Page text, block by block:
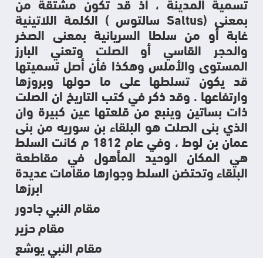
الكلمة اللاتينية ( سالتوس Saltus) بمعنى
غابة أو من سلطا السريانية بمعنى الصخر
والحجر القاسي أو الصلت وتعني البارز
المستوى والأملس وهكذا فأن أصل تسميتها
قد يكون تسلطها على ما حولها وبروزها
وارتفاعها . وقد ذكر في كتب التاريخ ان الصلت
ذات بساتين وينبع من قلعتها عين كبيرة وان
الذي بنى الصلت هو البلقاء بن سوريه من بنى
عمان بن لوط ، وفي عام 1812 م كانت السلط
هي المكان الوحيد المأهول في مقاطعة
البلقاء وتحتضن السلط وجوارها مقامات عديدة
ابرزها
مقام النبي جادور
مقام حزير
مقام النبي يوشع